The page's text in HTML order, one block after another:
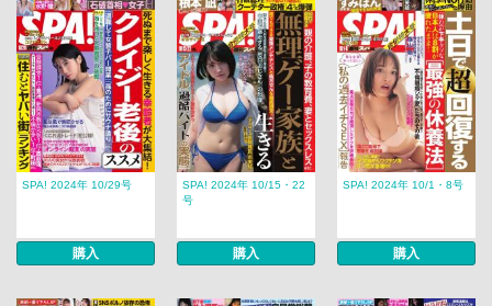
SPA! 2024年 10/29号
購入
SPA! 2024年 10/15・22
号
購入
SPA! 2024年 10/1・8号
購入